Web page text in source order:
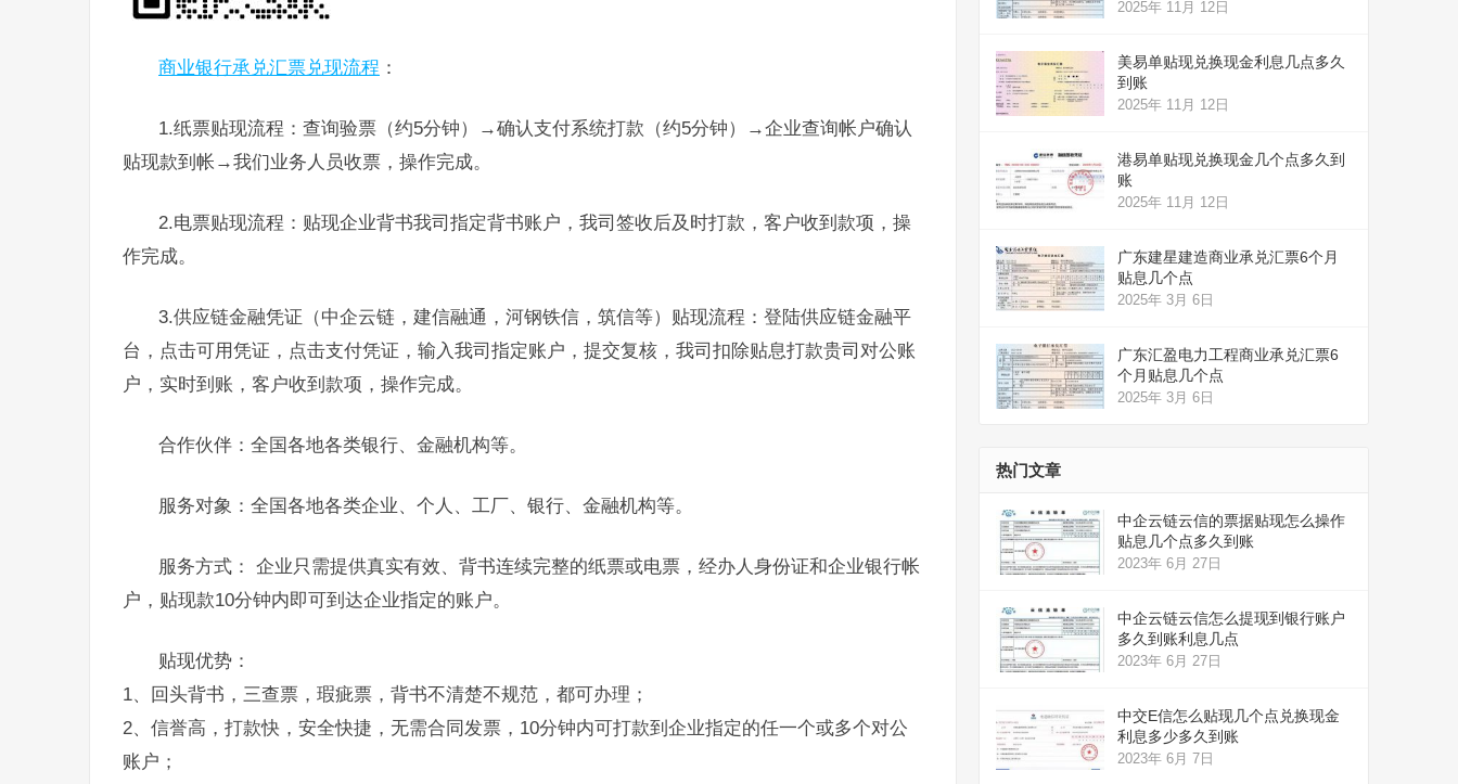
商业银行承兑汇票兑现流程 ：
1.纸票贴现流程：查询验票（约5分钟）→确认支付系统打款（约5分钟）→企业查询帐户确认
贴现款到帐→我们业务人员收票，操作完成。
2.电票贴现流程：贴现企业背书我司指定背书账户，我司签收后及时打款，客户收到款项，操
作完成。
3.供应链金融凭证（中企云链，建信融通，河钢铁信，筑信等）贴现流程：登陆供应链金融平
台，点击可用凭证，点击支付凭证，输入我司指定账户，提交复核，我司扣除贴息打款贵司对公账
户，实时到账，客户收到款项，操作完成。
合作伙伴：全国各地各类银行、金融机构等。
服务对象：全国各地各类企业、个人、工厂、银行、金融机构等。
服务方式： 企业只需提供真实有效、背书连续完整的纸票或电票，经办人身份证和企业银行帐
户，贴现款10分钟内即可到达企业指定的账户。
贴现优势：
1、回头背书，三查票，瑕疵票，背书不清楚不规范，都可办理；
2、信誉高，打款快，安全快捷，无需合同发票，10分钟内可打款到企业指定的任一个或多个对公
账户；
2025年 11月 12日
美易单贴现兑换现金利息几点多久
到账
2025年 11月 12日
港易单贴现兑换现金几个点多久到
账
2025年 11月 12日
广东建星建造商业承兑汇票6个月
贴息几个点
2025年 3月 6日
广东汇盈电力工程商业承兑汇票6
个月贴息几个点
2025年 3月 6日
热门文章
中企云链云信的票据贴现怎么操作
贴息几个点多久到账
2023年 6月 27日
中企云链云信怎么提现到银行账户
多久到账利息几点
2023年 6月 27日
中交E信怎么贴现几个点兑换现金
利息多少多久到账
2023年 6月 7日